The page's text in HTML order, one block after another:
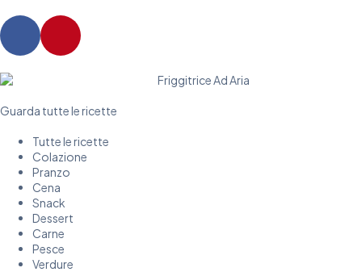
Guarda tutte le ricette
Tutte le ricette
Colazione
Pranzo
Cena
Snack
Dessert
Carne
Pesce
Verdure